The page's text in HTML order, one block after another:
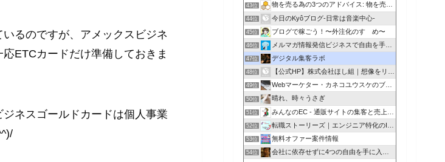
るのですが、アメックスビジネ
ETCカードだけ準備しておきま
ネスゴールドカードは個人事業
43位 物を売る為の3つのアドバイス: 物を売る為の３つのアドバイス
44位 今日のKyôブログ-日常は音楽中心-
45位 ブログで稼ごう！〜外注化のすゝめ〜
46位 メルマガ情報発信ビジネスで自由を手に入れる人生の作り方講座
47位 デジタル集客ラボ
48位 【公式HP】株式会社ほし組｜想像をリアルにする会社ー熊本ー
49位 Webマーケター・カネコユウスケのブログ
50位 晴れ、時々うさぎ
51位 みんなのEC - 通販サイトの集客と売上げアップ
52位 転職ストーリーズ｜エンジニア特化のIT/Web系情報メディア
53位 無料オファー案件情報
54位 会社に依存せずに4つの自由を手に入れよう